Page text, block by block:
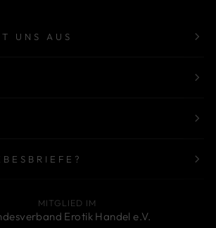
UNS AUS
MITGLIED IM
Erotik Handel e.V.